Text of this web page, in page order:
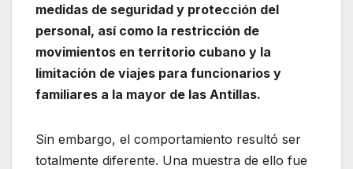
medidas de seguridad y protección del
personal, así como la restricción de
movimientos en territorio cubano y la
limitación de viajes para funcionarios y
familiares a la mayor de las Antillas.
Sin embargo, el comportamiento resultó ser
totalmente diferente. Una muestra de ello fue